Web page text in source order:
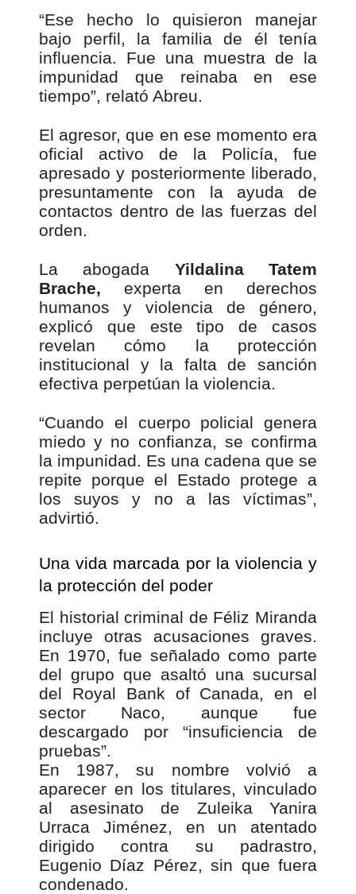
“Ese hecho lo quisieron manejar
bajo perfil, la familia de él tenía
influencia. Fue una muestra de la
impunidad que reinaba en ese
tiempo”, relató Abreu.
El agresor, que en ese momento era
oficial activo de la Policía, fue
apresado y posteriormente liberado,
presuntamente con la ayuda de
contactos dentro de las fuerzas del
orden.
La abogada Yildalina Tatem
Brache, experta en derechos
humanos y violencia de género,
explicó que este tipo de casos
revelan cómo la protección
institucional y la falta de sanción
efectiva perpetúan la violencia.
“Cuando el cuerpo policial genera
miedo y no confianza, se confirma
la impunidad. Es una cadena que se
repite porque el Estado protege a
los suyos y no a las víctimas”,
advirtió.
Una vida marcada por la violencia y
la protección del poder
El historial criminal de Féliz Miranda
incluye otras acusaciones graves.
En 1970, fue señalado como parte
del grupo que asaltó una sucursal
del Royal Bank of Canada, en el
sector Naco, aunque fue
descargado por “insuficiencia de
pruebas”.
En 1987, su nombre volvió a
aparecer en los titulares, vinculado
al asesinato de Zuleika Yanira
Urraca Jiménez, en un atentado
dirigido contra su padrastro,
Eugenio Díaz Pérez, sin que fuera
condenado.